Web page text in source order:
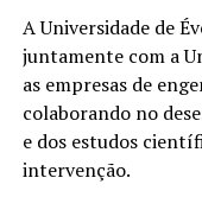
A Universidade de
juntamente com a
as empresas de
colaborando no
e dos estudos
intervenção.